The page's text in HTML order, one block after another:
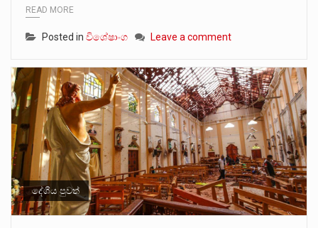
READ MORE
Posted in විශේෂාංග Leave a comment
දේශීය පුවත්